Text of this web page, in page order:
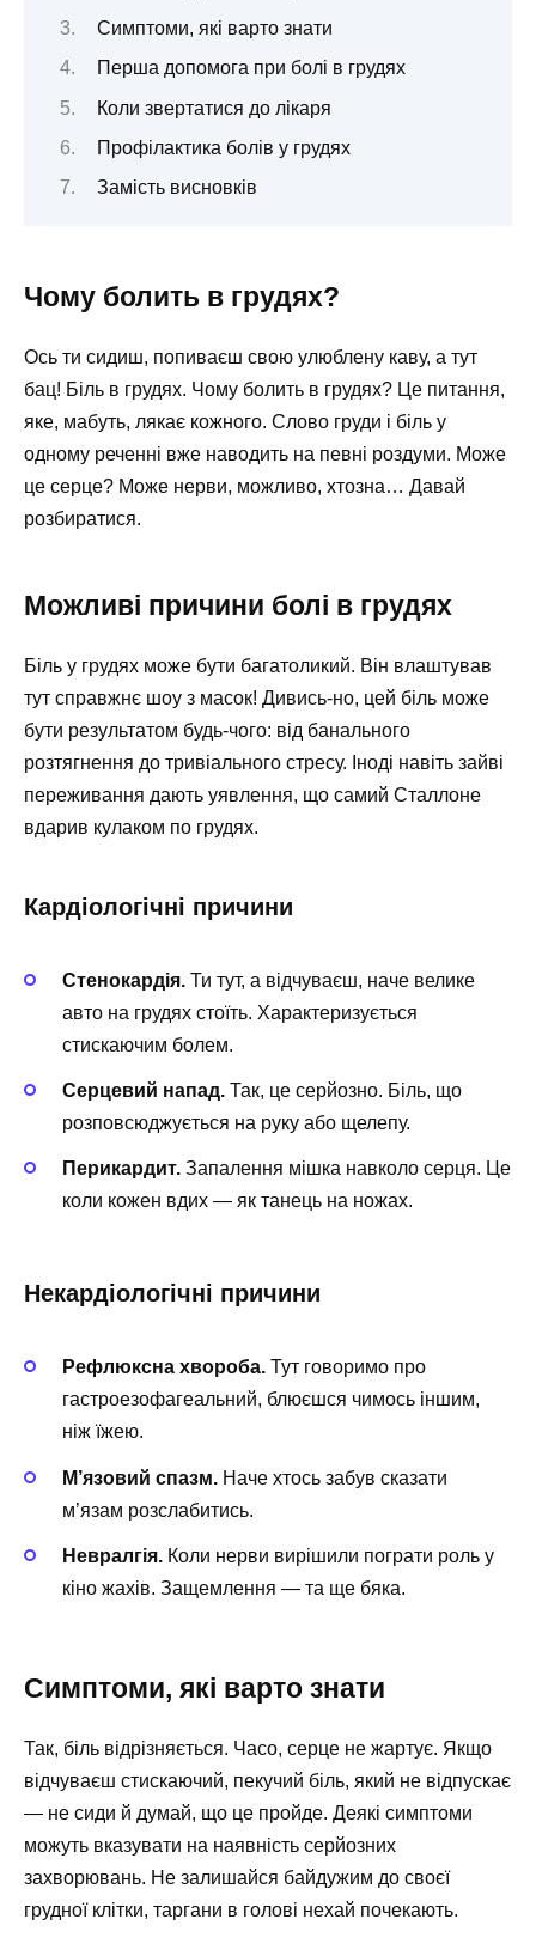
Симптоми, які варто знати
Перша допомога при болі в грудях
Коли звертатися до лікаря
Профілактика болів у грудях
Замість висновків
Чому болить в грудях?
Ось ти сидиш, попиваєш свою улюблену каву, а тут
бац! Біль в грудях. Чому болить в грудях? Це питання,
яке, мабуть, лякає кожного. Слово груди і біль у
одному реченні вже наводить на певні роздуми. Може
це серце? Може нерви, можливо, хтозна… Давай
розбиратися.
Можливі причини болі в грудях
Біль у грудях може бути багатоликий. Він влаштував
тут справжнє шоу з масок! Дивись-но, цей біль може
бути результатом будь-чого: від банального
розтягнення до тривіального стресу. Іноді навіть зайві
переживання дають уявлення, що самий Сталлоне
вдарив кулаком по грудях.
Кардіологічні причини
Стенокардія. Ти тут, а відчуваєш, наче велике
авто на грудях стоїть. Характеризується
стискаючим болем.
Серцевий напад. Так, це серйозно. Біль, що
розповсюджується на руку або щелепу.
Перикардит. Запалення мішка навколо серця. Це
коли кожен вдих — як танець на ножах.
Некардіологічні причини
Рефлюксна хвороба. Тут говоримо про
гастроезофагеальний, блюєшся чимось іншим,
ніж їжею.
М’язовий спазм. Наче хтось забув сказати
м’язам розслабитись.
Невралгія. Коли нерви вирішили пограти роль у
кіно жахів. Защемлення — та ще бяка.
Симптоми, які варто знати
Так, біль відрізняється. Часо, серце не жартує. Якщо
відчуваєш стискаючий, пекучий біль, який не відпускає
— не сиди й думай, що це пройде. Деякі симптоми
можуть вказувати на наявність серйозних
захворювань. Не залишайся байдужим до своєї
грудної клітки, таргани в голові нехай почекають.